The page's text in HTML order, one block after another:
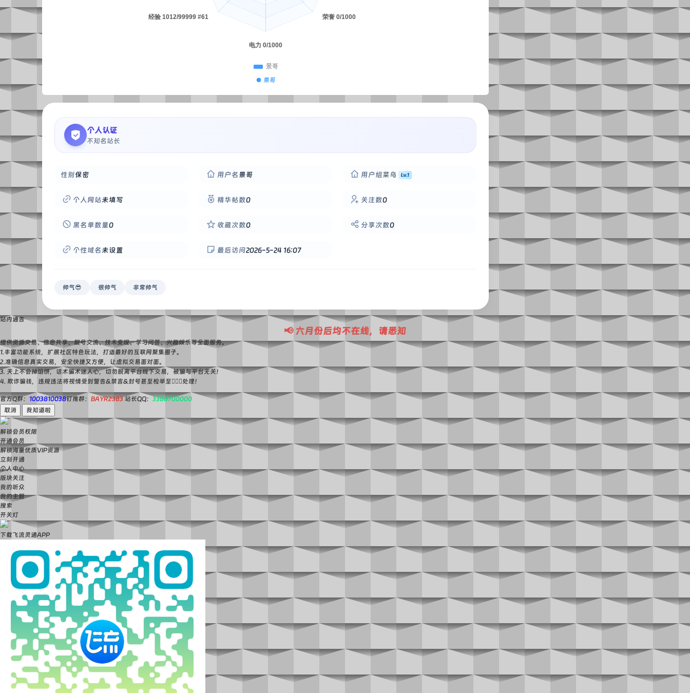
● 景哥
个人认证
不知名站长
性别保密 用户名景哥 用户组菜鸟
个人网站未填写 精华帖数0 关注数0
黑名单数量0 收藏次数0 分享次数0
个性域名未设置 最后访问2026-5-24 16:07
帅气😎 很帅气 非常帅气
站内通告
📢 六月份后均不在线，请悉知
提供资源交易、信息共享、靓号交流、技术变现、学习问答、兴趣娱乐等全面服务。
1.丰富功能系统，扩展社区特色玩法，打造最好的互联网聚集圈子。
2.准确信息真实交易，安全快捷又方便，让虚拟交易面对面。
3. 天上不会掉馅饼，话术骗术迷人心，切勿脱离平台线下交易，被骗与平台无关！
4. 欺诈骗钱，违规违法将视情受到警告&禁言&封号甚至检举至👮🏻‍♀️处理！
官方Q群： 1003810038钉推群： BAYR2383站长QQ： 3388700000
取消
我知道啦
解锁会员权限
开通会员
解锁海量优质VIP资源
立刻开通
个人中心
版块关注
我的听众
我的主题
搜索
开关灯
下载飞流灵通APP